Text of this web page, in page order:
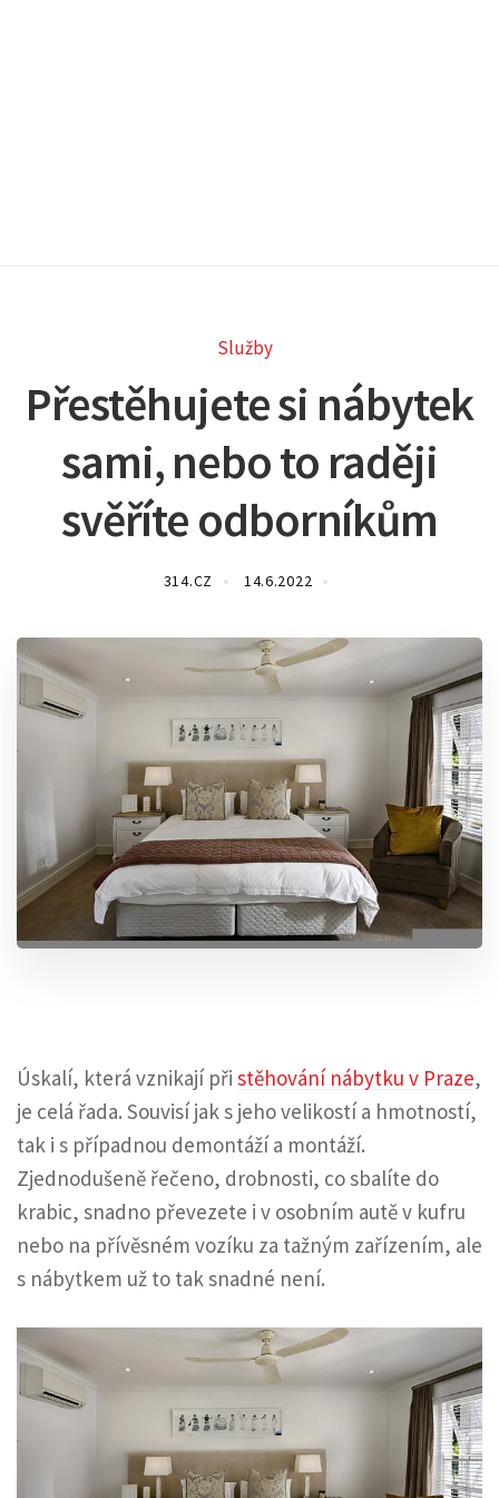
Služby
Přestěhujete si nábytek
sami, nebo to raději
svěříte odborníkům
314.CZ 14.6.2022
Úskalí, která vznikají při stěhování nábytku v Praze,
je celá řada. Souvisí jak s jeho velikostí a hmotností,
tak i s případnou demontáží a montáží.
Zjednodušeně řečeno, drobnosti, co sbalíte do
krabic, snadno převezete i v osobním autě v kufru
nebo na přívěsném vozíku za tažným zařízením, ale
s nábytkem už to tak snadné není.